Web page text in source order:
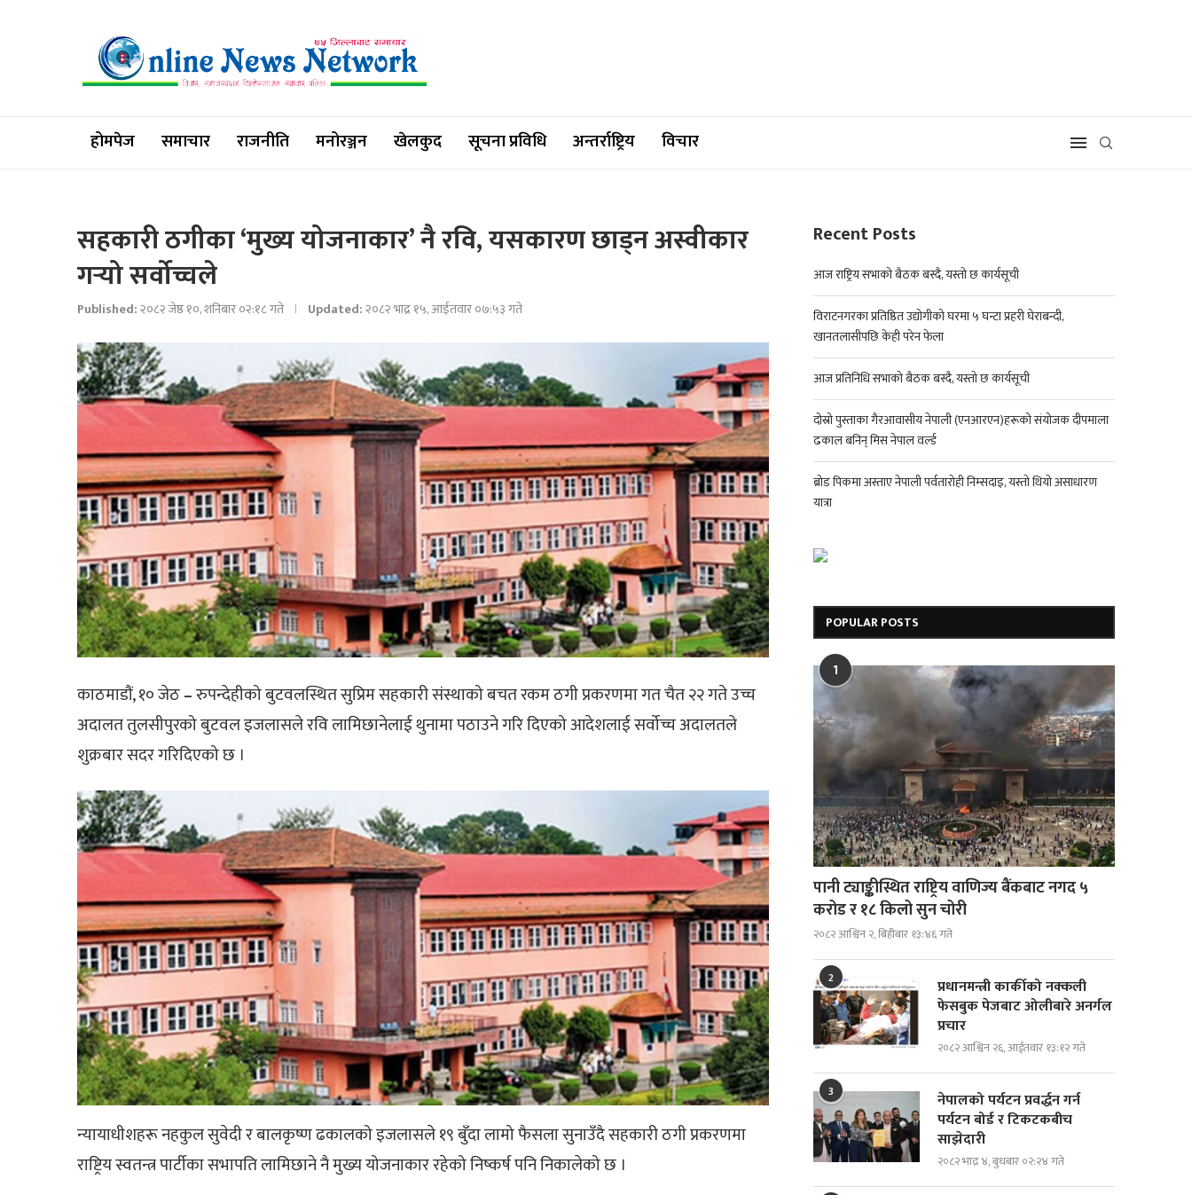
होमपेज समाचार राजनीति मनोरञ्जन खेलकुद सूचना प्रविधि अन्तर्राष्ट्रिय विचार
सहकारी ठगीका ‘मुख्य योजनाकार’ नै रवि, यसकारण छाड्न अस्वीकार
गर्‍यो सर्वोच्चले
Published:२०८२ जेष्ठ १०, शनिबार ०२:१८ गते Updated:२०८२ भाद्र १५, आईतवार ०७:५३ गते
काठमाडौं, १० जेठ–रुपन्देहीको बुटवलस्थित सुप्रिम सहकारी संस्थाको बचत रकम ठगी प्रकरणमा गत चैत २२ गते उच्च
अदालत तुलसीपुरको बुटवल इजलासले रवि लामिछानेलाई थुनामा पठाउने गरि दिएको आदेशलाई सर्वोच्च अदालतले
शुक्रबार सदर गरिदिएको छ ।
न्यायाधीशहरू नहकुल सुवेदी र बालकृष्ण ढकालको इजलासले १९ बुँदा लामो फैसला सुनाउँदै सहकारी ठगी प्रकरणमा
राष्ट्रिय स्वतन्त्र पार्टीका सभापति लामिछाने नै मुख्य योजनाकार रहेको निष्कर्ष पनि निकालेको छ ।
Recent Posts
आज राष्ट्रिय सभाको बैठक बस्दै, यस्तो छ कार्यसूची
विराटनगरका प्रतिष्ठित उद्योगीको घरमा ५ घन्टा प्रहरी घेराबन्दी,
खानतलासीपछि केही परेन फेला
आज प्रतिनिधि सभाको बैठक बस्दै, यस्तो छ कार्यसूची
दोस्रो पुस्ताका गैरआवासीय नेपाली (एनआरएन)हरूको संयोजक दीपमाला
ढकाल बनिन् मिस नेपाल वर्ल्ड
ब्रोड पिकमा अस्ताए नेपाली पर्वतारोही निम्सदाइ, यस्तो थियो असाधारण
यात्रा
POPULAR POSTS
1
पानी ट्याङ्कीस्थित राष्ट्रिय वाणिज्य बैंकबाट नगद ५
करोड र १८ किलो सुन चोरी
२०८२ आश्विन २, बिहीबार १३:४६ गते
2
प्रधानमन्त्री कार्कीको नक्कली
फेसबुक पेजबाट ओलीबारे अनर्गल
प्रचार
२०८२ आश्विन २६, आईतवार १३:१२ गते
3
नेपालको पर्यटन प्रवर्द्धन गर्न
पर्यटन बोर्ड र टिकटकबीच
साझेदारी
२०८२ भाद्र ४, बुधबार ०२:२४ गते